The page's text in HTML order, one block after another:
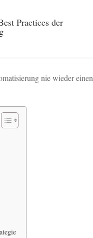
Practices der
nie wieder